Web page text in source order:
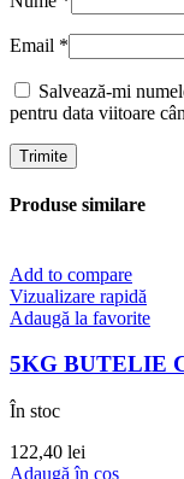
Email *
Salvează-mi
pentru data viitoare
Produse similare
Add to compare
Vizualizare rapidă
Adaugă la favorite
5KG BUTELIE
În stoc
122,40 lei
Adaugă în coș